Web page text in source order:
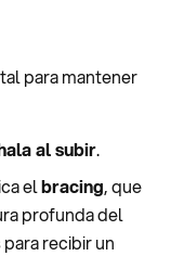
para mantener
al subir.
elbracing, que
profunda del
recibir un